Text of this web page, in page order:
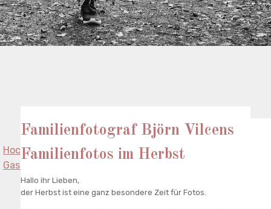
Familienfotograf Björn Vilcens
Familienfotos im Herbst
Hallo ihr Lieben,
der Herbst ist eine ganz besondere Zeit für Fotos.
Hochzeitsfotografie Landkreis Karlsruhe - Sari und Jan -
Gasthaus Einhorn Philippsburg